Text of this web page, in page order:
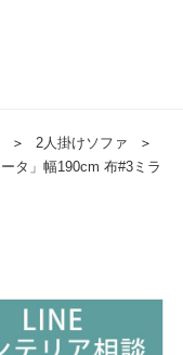
＞ 2人掛けソファ
＞
タ」幅190cm 布#3ミラ